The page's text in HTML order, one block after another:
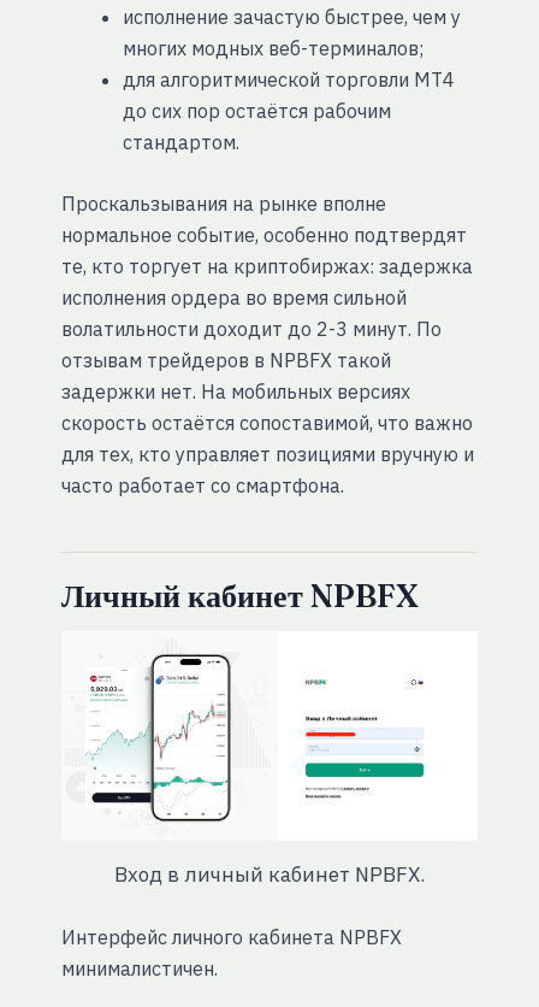
исполнение зачастую быстрее, чем у
многих модных веб-терминалов;
для алгоритмической торговли MT4
до сих пор остаётся рабочим
стандартом.
Проскальзывания на рынке вполне
нормальное событие, особенно подтвердят
те, кто торгует на криптобиржах: задержка
исполнения ордера во время сильной
волатильности доходит до 2-3 минут. По
отзывам трейдеров в NPBFX такой
задержки нет. На мобильных версиях
скорость остаётся сопоставимой, что важно
для тех, кто управляет позициями вручную и
часто работает со смартфона.
Личный кабинет NPBFX
Вход в личный кабинет NPBFX.
Интерфейс личного кабинета NPBFX
минималистичен.